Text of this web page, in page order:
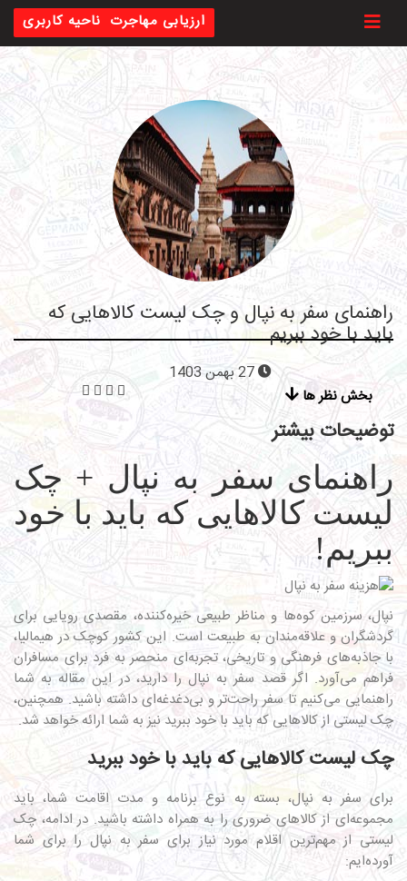
ناحیه کاربری ارزیابی مهاجرت
راهنمای سفر به نپال و چک لیست کالاهایی که
باید با خود ببریم
بخش نظر ها
27 بهمن 1403
توضیحات بیشتر
راهنمای سفر به نپال + چک
لیست کالاهایی که باید با خود
ببریم!
نپال، سرزمین کوه‌ها و مناظر طبیعی خیره‌کننده، مقصدی رویایی برای
گردشگران و علاقه‌مندان به طبیعت است. این کشور کوچک در هیمالیا،
با جاذبه‌های فرهنگی و تاریخی، تجربه‌ای منحصر به فرد برای مسافران
فراهم می‌آورد. اگر قصد سفر به نپال را دارید، در این مقاله به شما
راهنمایی می‌کنیم تا سفر راحت‌تر و بی‌دغدغه‌ای داشته باشید. همچنین،
چک لیستی از کالاهایی که باید با خود ببرید نیز به شما ارائه خواهد شد.
چک لیست کالاهایی که باید با خود ببرید
برای سفر به نپال، بسته به نوع برنامه و مدت اقامت شما، باید
مجموعه‌ای از کالاهای ضروری را به همراه داشته باشید. در ادامه، چک
لیستی از مهم‌ترین اقلام مورد نیاز برای سفر به نپال را برای شما
آورده‌ایم: